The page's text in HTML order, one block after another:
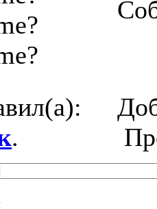
.